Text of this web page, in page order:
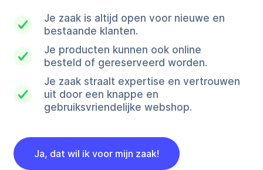
Je zaak is altijd open voor nieuwe en
bestaande klanten.
Je producten kunnen ook online
besteld of gereserveerd worden.
Je zaak straalt expertise en vertrouwen
uit door een knappe en
gebruiksvriendelijke webshop.
Ja, dat wil ik voor mijn zaak!